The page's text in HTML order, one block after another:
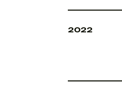
2022